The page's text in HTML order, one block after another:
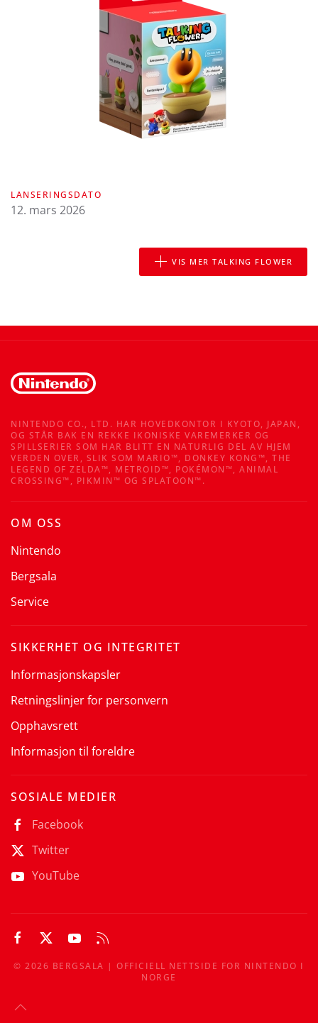
LANSERINGSDATO
12. mars 2026
VIS MER TALKING FLOWER
NINTENDO CO., LTD. HAR HOVEDKONTOR I KYOTO, JAPAN,
OG STÅR BAK EN REKKE IKONISKE VAREMERKER OG
SPILLSERIER SOM HAR BLITT EN NATURLIG DEL AV HJEM
VERDEN OVER, SLIK SOM MARIO™, DONKEY KONG™, THE
LEGEND OF ZELDA™, METROID™, POKÉMON™, ANIMAL
CROSSING™, PIKMIN™ OG SPLATOON™.
OM OSS
Nintendo
Bergsala
Service
SIKKERHET OG INTEGRITET
Informasjonskapsler
Retningslinjer for personvern
Opphavsrett
Informasjon til foreldre
SOSIALE MEDIER
Facebook
Twitter
YouTube
©2026 BERGSALA | OFFICIELL NETTSIDE FOR NINTENDO I
NORGE